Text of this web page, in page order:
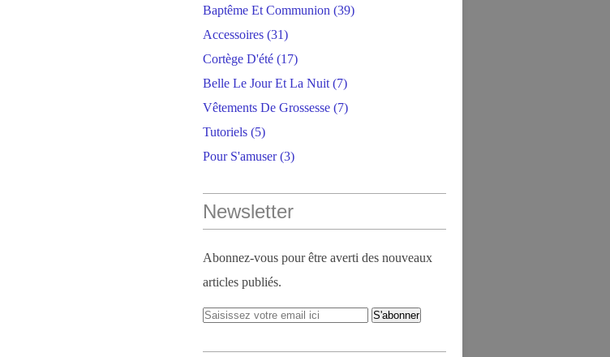
Baptême Et Communion (39)
Accessoires (31)
Cortège D'été (17)
Belle Le Jour Et La Nuit (7)
Vêtements De Grossesse (7)
Tutoriels (5)
Pour S'amuser(3)
Newsletter
Abonnez-vous pour être averti des nouveaux
articles publiés.